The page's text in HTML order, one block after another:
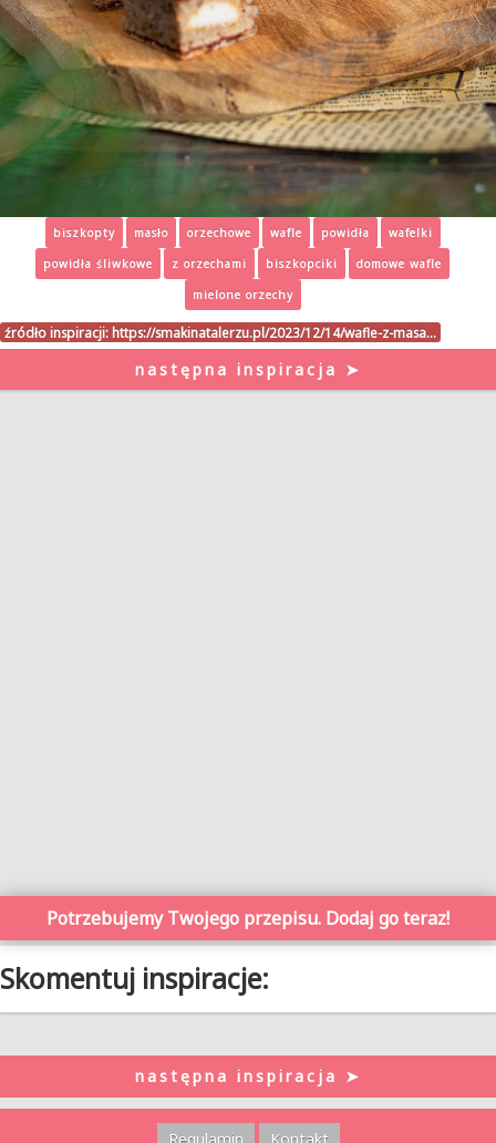
biszkopty masło orzechowe wafle powidła
wafelki
powidła śliwkowe
z orzechami biszkopciki
domowe wafle
mielone orzechy
źródło inspiracji: https://smakinatalerzu.pl/2023/12/14/wafle-z-masa…
następna inspiracja ➤
Potrzebujemy Twojego przepisu. Dodaj go teraz!
Skomentuj inspiracje:
następna inspiracja ➤